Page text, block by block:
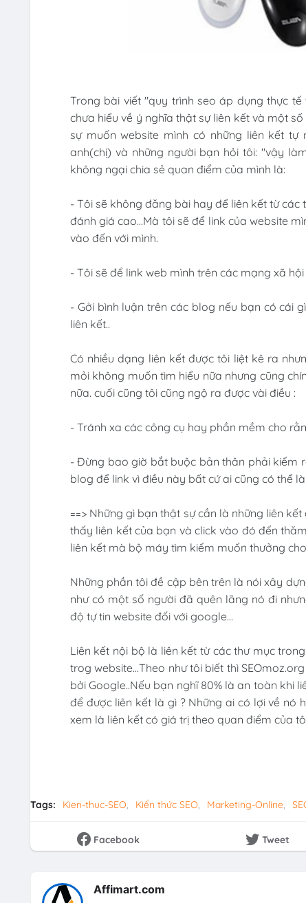
Trong bài viết "quy trình seo áp dụng thực
chưa hiểu về ý nghĩa thật sự liên kết và một
sự muốn website mình có những liên kết
anh(chị) và những người bạn hỏi tôi: "vậy
không ngại chia sẻ quan điểm của mình là:
- Tôi sẽ không đăng bài hay để liên kết từ
đánh giá cao...Mà tôi sẽ để link của website
vào đến với mình.
- Tôi sẽ để link web mình trên các mạng xã
- Gởi bình luận trên các blog nếu bạn có cái
liên kết..
Có nhiều dạng liên kết được tôi liệt kê ra
mỏi không muốn tìm hiểu nữa nhưng cũng
nữa. cuối cũng tôi cũng ngộ ra được vài điều :
- Tránh xa các công cụ hay phần mềm cho
- Đừng bao giờ bắt buộc bản thân phải kiếm
blog để link vì điều này bất cứ ai cũng có thể
==> Những gì bạn thật sự cần là những liên
thấy liên kết của bạn và click vào đó đến
liên kết mà bộ máy tìm kiếm muốn thưởng
Những phần tôi đề cập bên trên là nói xây
như có một số người đã quên lãng nó đi
độ tự tin website đối với google...
Liên kết nội bộ là liên kết từ các thư mục
trog website...Theo như tôi biết thì
bởi Google..Nếu bạn nghĩ 80% là an toàn khi
để được liên kết là gì ? Những ai có lợi về nó
xem là liên kết có giá trị theo quan điểm của
Tags: Kien-thuc-SEO Kiến thức SEO Marketing-Online
Facebook Tweet
Affimart.com